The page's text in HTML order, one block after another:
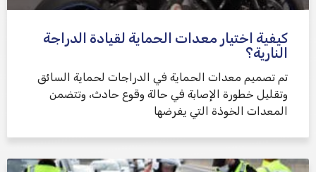
كيفية اختيار معدات الحماية لقيادة الدراجة
النارية؟
تم تصميم معدات الحماية في الدراجات لحماية السائق
وتقليل خطورة الإصابة في حالة وقوع حادث، وتتضمن
المعدات الخوذة التي يفرضها